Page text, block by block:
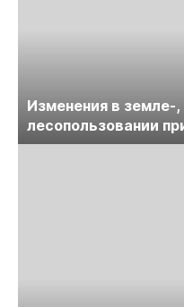
Изменения в земле-
лесопользовании
обсудят на